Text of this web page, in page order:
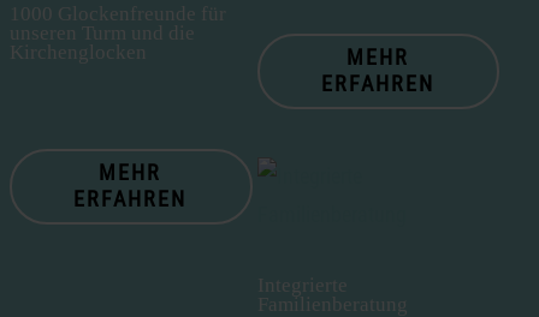
1000 Glockenfreunde für
unseren Turm und die
Kirchenglocken
MEHR
ERFAHREN
MEHR
ERFAHREN
Integrierte
Familienberatung